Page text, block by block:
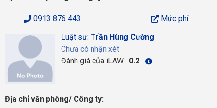
0913 876 443
Mức phí
Luật sư: Trần Hùng Cường
Chưa có nhận xét
Đánh giá của iLAW: 0.2
Địa chỉ văn phòng/ Công ty: